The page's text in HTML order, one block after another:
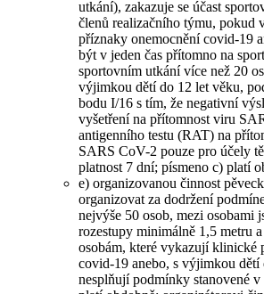
utkání), zakazuje se účast
členů realizačního týmu, pokud
příznaky onemocnění covid-19
být v jeden čas přítomno na
sportovním utkání více než 20
výjimkou dětí do 12 let věku,
bodu I/16 s tím, že negativní
vyšetření na přítomnost viru
antigenního testu (RAT) na
SARS CoV-2 pouze pro účely
platnost 7 dní; písmeno c) platí
e) organizovanou činnost
organizovat za dodržení
nejvýše 50 osob, mezi osobami
rozestupy minimálně 1,5 metru
osobám, které vykazují klinické
covid-19 anebo, s výjimkou dětí
nesplňují podmínky stanovené